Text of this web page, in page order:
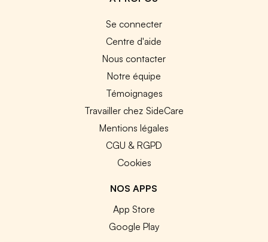
Se connecter
Centre d'aide
Nous contacter
Notre équipe
Témoignages
Travailler chez SideCare
Mentions légales
CGU & RGPD
Cookies
NOS APPS
App Store
Google Play